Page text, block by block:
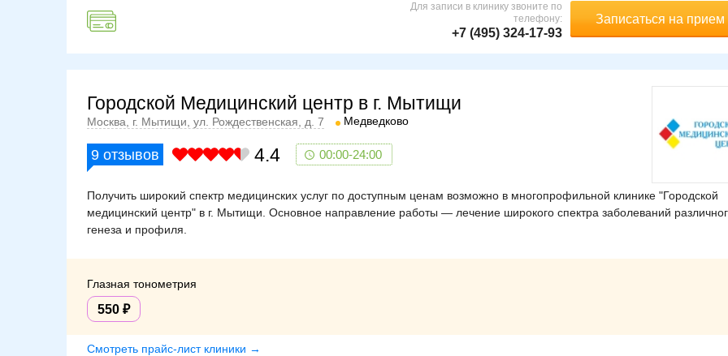
Записаться на прием
Для записи в клинику звоните по
телефону:
+7 (495) 324-17-93
Городской Медицинский центр в г. Мытищи
Москва, г. Мытищи, ул. Рождественская, д. 7 Медведково
9 отзывов 4.4 00:00-24:00
Получить широкий спектр медицинских услуг по доступным ценам возможно в многопрофильной клинике "Городской
медицинский центр" в г. Мытищи. Основное направление работы — лечение широкого спектра заболеваний
генеза и профиля.
Глазная тонометрия
550
Смотреть прайс-лист клиники →